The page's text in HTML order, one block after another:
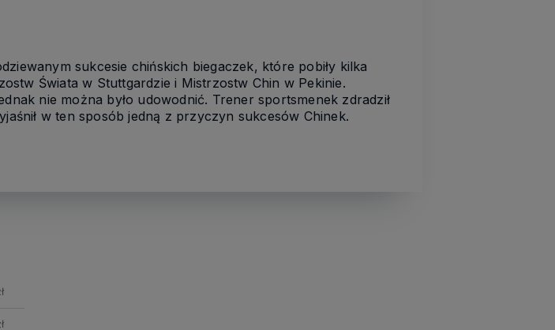
sukcesie chińskich biegaczek, które pobiły kilka
Świata w Stuttgardzie i Mistrzostw Chin w Pekinie.
nie można było udowodnić. Trener sportsmenek zdradził
w ten sposób jedną z przyczyn sukcesów Chinek.